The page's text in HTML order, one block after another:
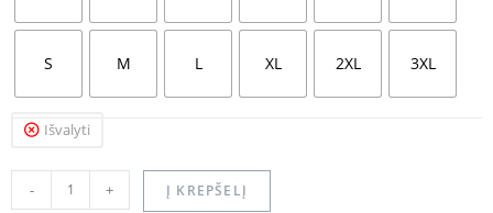
S M L XL 2XL 3XL
Išvalyti
- + Į KREPŠELĮ